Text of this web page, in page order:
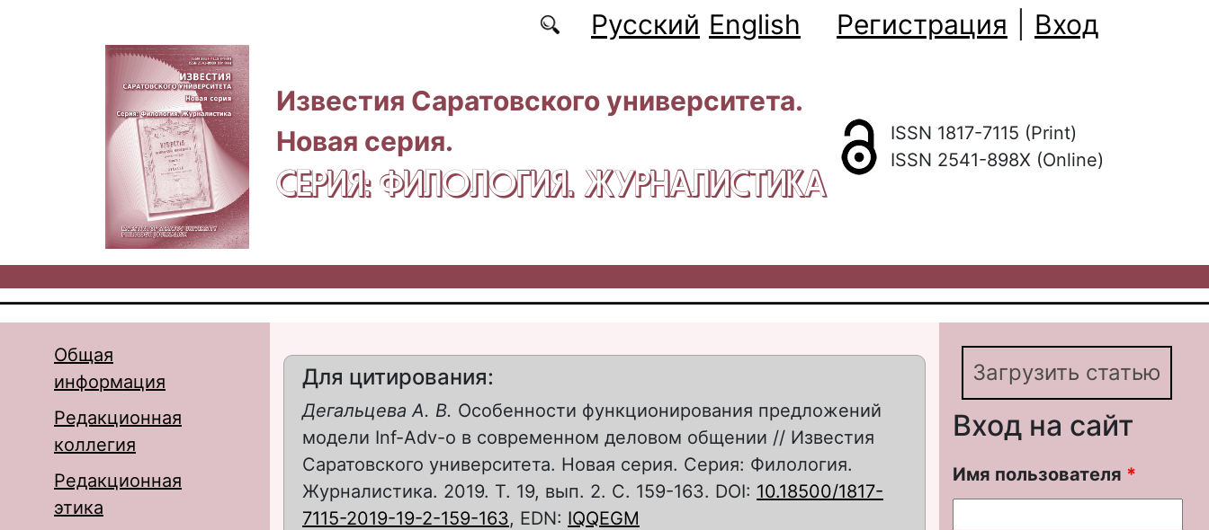
Русский English Регистрация Вход
Известия Саратовского университета.
Новая серия.
СЕРИЯ: ФИЛОЛОГИЯ. ЖУРНАЛИСТИКА
ISSN 1817-7115 (Print)
ISSN 2541-898X (Online)
Общая
информация
Редакционная
коллегия
Редакционная
этика
Для цитирования:
Дегальцева А. В. Особенности функционирования предложений
модели Inf-Adv-o в современном деловом общении // Известия
Саратовского университета. Новая серия. Серия: Филология.
Журналистика. 2019. Т. 19, вып. 2. С. 159-163. DOI: 10.18500/1817-
7115-2019-19-2-159-163, EDN: IQQEGM
Загрузить статью
Вход на сайт
Имя пользователя *